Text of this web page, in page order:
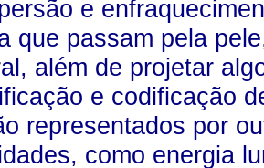
e
que passam pela
além de projetar
e codificação
representados por
como energia